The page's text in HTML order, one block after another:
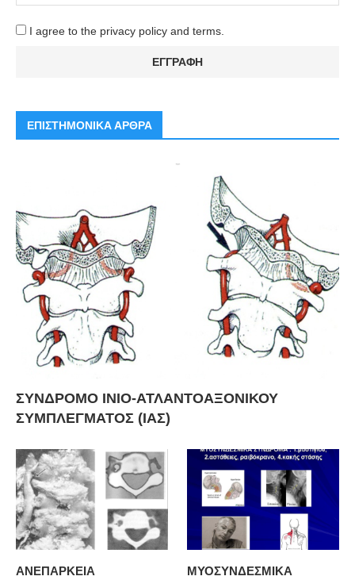
I agree to the privacy policy and terms.
ΕΠΙΣΤΗΜΟΝΙΚΑ ΑΡΘΡΑ
ΣΥΝΔΡΟΜΟ ΙΝΙΟ-ΑΤΛΑΝΤΟΑΞΟΝΙΚΟΥ
ΣΥΜΠΛΕΓΜΑΤΟΣ (ΙΑΣ)
ΑΝΕΠΑΡΚΕΙΑ
ΜΥΟΣΥΝΔΕΣΜΙΚΑ